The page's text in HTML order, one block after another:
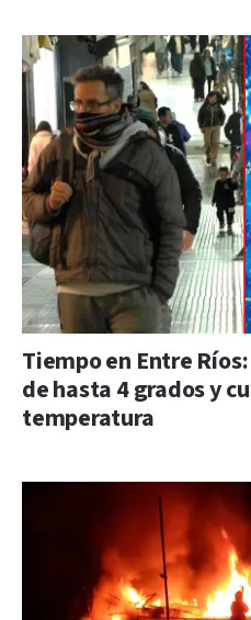
Tiempo en Entre
de hasta 4 grados y
temperatura